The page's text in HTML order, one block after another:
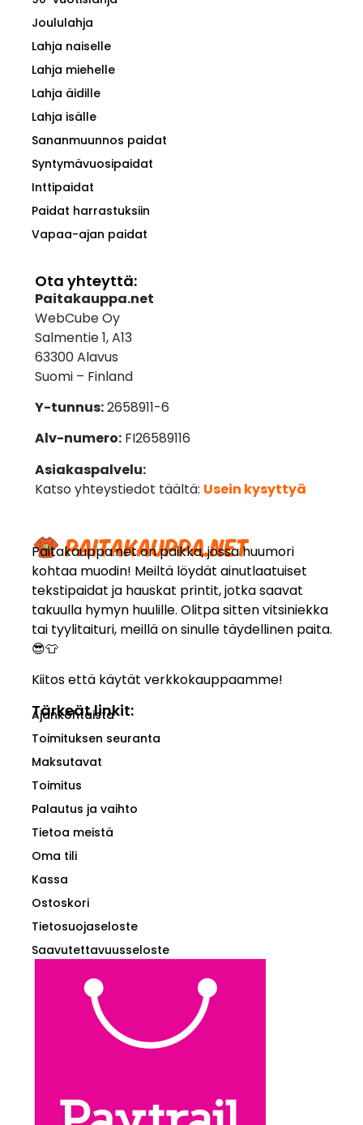
Paitakauppa.net on paikka, jossa huumori
kohtaa muodin! Meiltä löydät ainutlaatuiset
tekstipaidat ja hauskat printit, jotka saavat
takuulla hymyn huulille. Olitpa sitten vitsiniekka
tai tyylitaituri, meillä on sinulle täydellinen paita.
😎👕
Kiitos että käytät verkkokauppaamme!
Tärkeät linkit:
Ajankohtaista
Toimituksen seuranta
Maksutavat
Toimitus
Palautus ja vaihto
Tietoa meistä
Oma tili
Kassa
Ostoskori
Tietosuojaseloste
Saavutettavuusseloste
Joululahja
Lahja naiselle
Lahja miehelle
Lahja äidille
Lahja isälle
Sananmuunnos paidat
Syntymävuosipaidat
Inttipaidat
Paidat harrastuksiin
Vapaa-ajan paidat
Ota yhteyttä:
Paitakauppa.net
WebCube Oy
Salmentie 1, A13
63300 Alavus
Suomi – Finland
Y-tunnus:2658911-6
Alv-numero:FI26589116
Asiakaspalvelu:
Katso yhteystiedot täältä: Usein kysyttyä